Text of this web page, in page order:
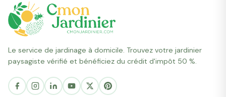
Le service de jardinage à domicile. Trouvez votre jardinier
paysagiste vérifié et bénéficiez du crédit d'impôt 50 %.